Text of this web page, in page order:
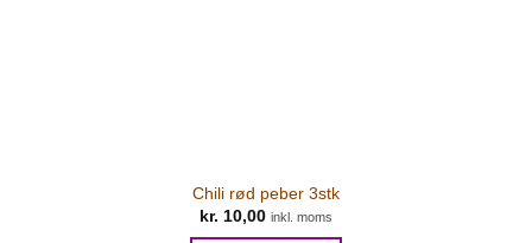
Chili rød peber 3stk
kr. 10,00 inkl. moms